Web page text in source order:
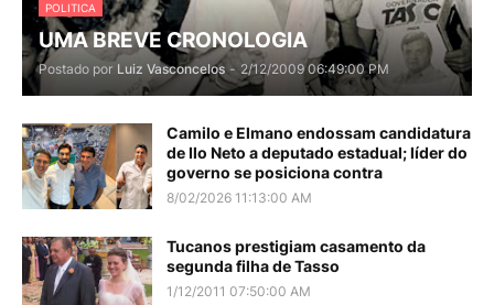
POLITICA
UMA BREVE CRONOLOGIA
Postado por Luiz Vasconcelos - 2/12/2009 06:49:00 PM
Camilo e Elmano endossam candidatura
de Ilo Neto a deputado estadual; líder do
governo se posiciona contra
8/02/2026 11:13:00 AM
Tucanos prestigiam casamento da
segunda filha de Tasso
1/12/2011 07:50:00 AM